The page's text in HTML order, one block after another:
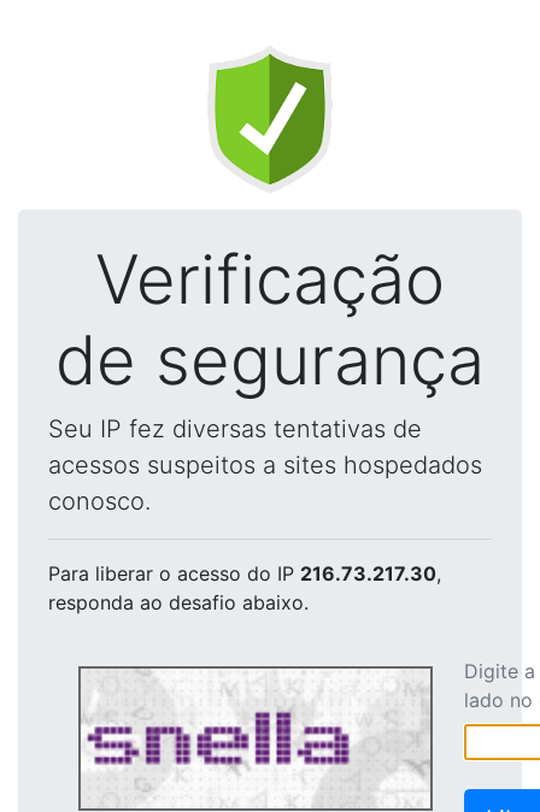
Verificação
de segurança
Seu IP fez diversas tentativas de
acessos suspeitos a sites hospedados
conosco.
Para liberar o acesso do IP 216.73.217.30,
responda ao desafio abaixo.
Digite
lado no